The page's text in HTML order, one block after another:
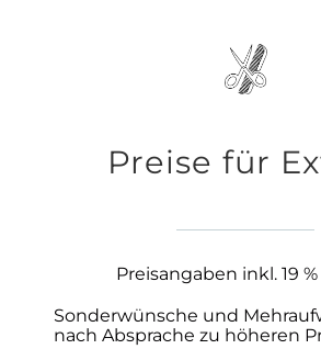
Preise für
Preisangaben inkl. 19
Sonderwünsche und
nach Absprache zu höheren